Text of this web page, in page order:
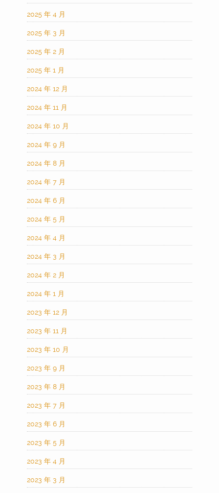
2025 年 4 月
2025 年 3 月
2025 年 2 月
2025 年 1 月
2024 年 12 月
2024 年 11 月
2024 年 10 月
2024 年 9 月
2024 年 8 月
2024 年 7 月
2024 年 6 月
2024 年 5 月
2024 年 4 月
2024 年 3 月
2024 年 2 月
2024 年 1 月
2023 年 12 月
2023 年 11 月
2023 年 10 月
2023 年 9 月
2023 年 8 月
2023 年 7 月
2023 年 6 月
2023 年 5 月
2023 年 4 月
2023 年 3 月